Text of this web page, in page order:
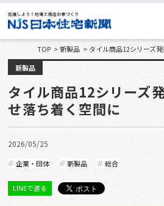
TOP 新製品
タイル商品12シリーズ
新製品
タイル商品12シリーズ
せ落ち着く空間に
2026/05/25
企業・団体 新製品 総合
LINEで送る